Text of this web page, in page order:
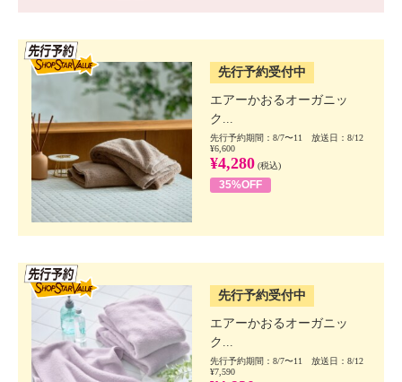
先行予約受付中
エアーかおるオーガニッ
ク...
先行予約期間：8/7〜11 放送日：8/12
¥6,600
¥4,280 (税込)
35%OFF
先行予約受付中
エアーかおるオーガニッ
ク...
先行予約期間：8/7〜11 放送日：8/12
¥7,590